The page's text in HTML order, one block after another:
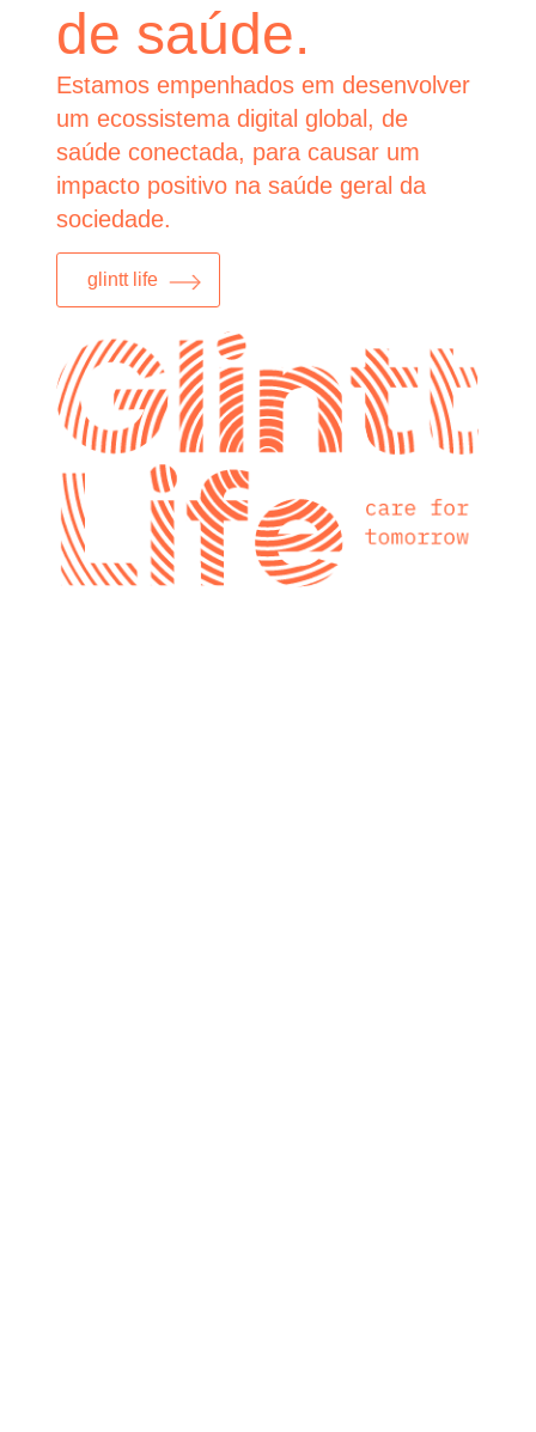
de saúde.
Estamos empenhados em desenvolver
um ecossistema digital global, de
saúde conectada, para causar um
impacto positivo na saúde geral da
sociedade.
glintt life